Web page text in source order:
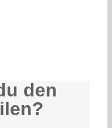
den